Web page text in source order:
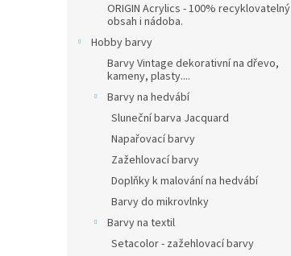
ORIGIN Acrylics - 100% recyklovatelný
obsah i nádoba.
Hobby barvy
Barvy Vintage dekorativní na dřevo,
kameny, plasty....
Barvy na hedvábí
Sluneční barva Jacquard
Napařovací barvy
Zažehlovací barvy
Doplňky k malování na hedvábí
Barvy do mikrovlnky
Barvy na textil
Setacolor - zažehlovací barvy